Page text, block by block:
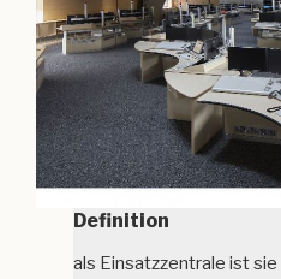
Definition
als Einsatzzentrale ist